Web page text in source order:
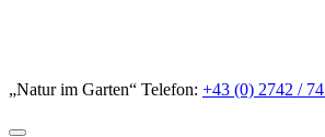
„Natur im Garten“ Telefon: +43 (0) 2742 /